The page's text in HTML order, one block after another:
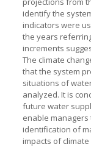
identify the
indicators were
the years
increments
The climate
that the system
situations of
analyzed. It is
future water
enable
identification of
impacts of